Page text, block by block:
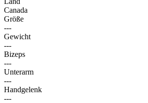
Canada
Größe
---
Gewicht
---
Bizeps
---
Unterarm
---
Handgelenk
---